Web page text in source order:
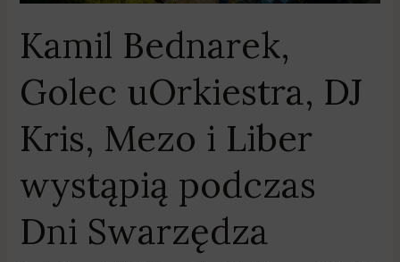
Kamil Bednarek,
Golec uOrkiestra, DJ
Kris, Mezo i Liber
wystąpią podczas
Dni Swarzędza
podczas
Swarzędza